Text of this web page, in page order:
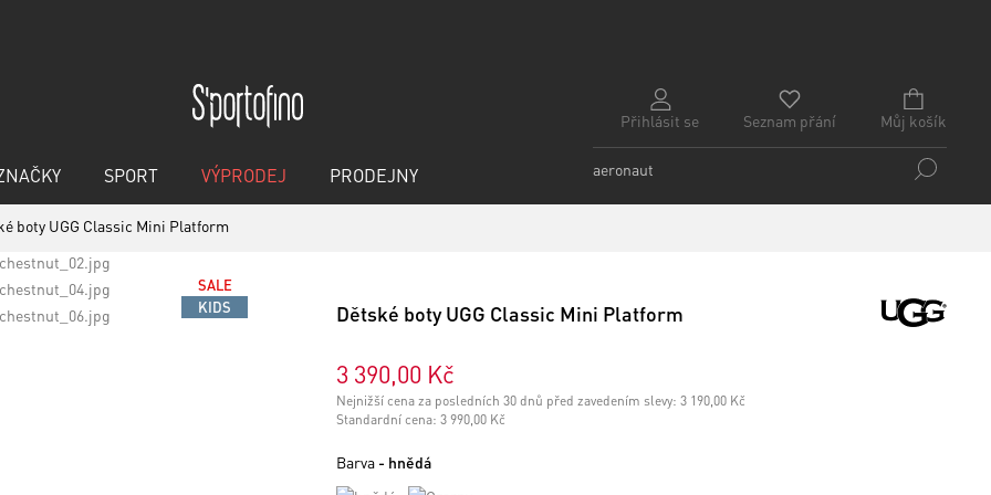
Přihlásit se Můj košík
Seznam přání
SPORT VÝPRODEJ PRODEJNY
boty UGG Classic Mini Platform
SALE
KIDS
Dětské boty UGG Classic Mini Platform
3 390,00 Kč
Nejnižší cena za posledních 30 dnů před zavedením slevy: 3 190,00 Kč
Standardní cena: 3 990,00 Kč
Barva - hnědá